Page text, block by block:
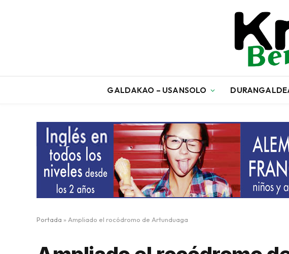
GALDAKAO – USANSOLO
Portada » Ampliado el rocódromo de Artunduaga